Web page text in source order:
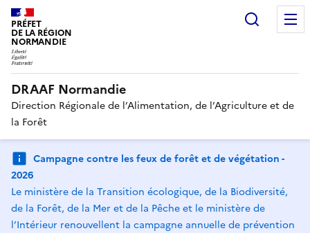
PRÉFET
DE LA RÉGION
NORMANDIE
DRAAF Normandie
Direction Régionale de l’Alimentation, de l’Agriculture et de
la Forêt
Campagne contre les feux de forêt et de végétation -
2026
Le ministère de la Transition écologique, de la Biodiversité,
de la Forêt, de la Mer et de la Pêche et le ministère de
l’Intérieur renouvellent la campagne annuelle de prévention